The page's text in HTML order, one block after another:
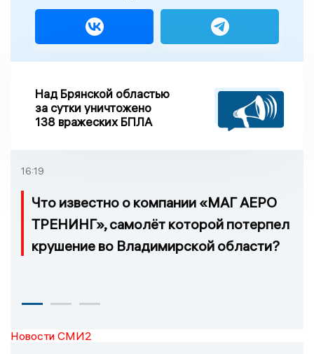
Над Брянской областью
за сутки уничтожено
138 вражеских БПЛА
16:19
Что известно о компании «МАГ АЕРО
ТРЕНИНГ», самолёт которой потерпел
крушение во Владимирской области?
Новости СМИ2